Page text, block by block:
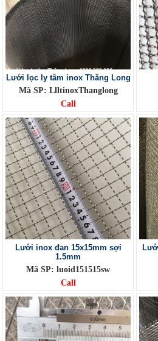
Lưới lọc ly tâm inox Thăng Long
Mã SP: LlltinoxThanglong
Call
Lưới inox đan 15x15mm sợi
1.5mm
Mã SP: luoid151515sw
Call